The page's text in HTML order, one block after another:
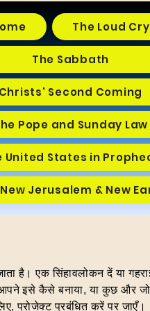
The Loud Cry
The Sabbath
Christs' Second Coming
Pope and Sunday Law
United States in
Jerusalem & New
है। एक सिंहावलोकन दें या
इसे कैसे बनाया, या कुछ और
प्रोजेक्ट प्रबंधित करें पर जाएँ।